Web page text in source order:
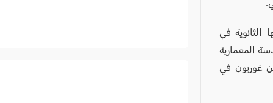
الثانوية في
المعمارية
غوريون في